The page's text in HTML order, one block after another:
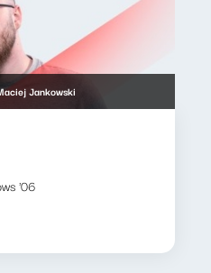
Jankowski
'06